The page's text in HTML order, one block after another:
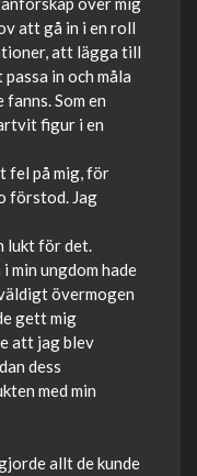
att gå in i en roll
att lägga till
in och måla
Som en
figur i en
fel på mig, för
förstod. Jag
lukt för det.
min ungdom hade
övermogen
gett mig
att jag blev
dess
med min
allt de kunde